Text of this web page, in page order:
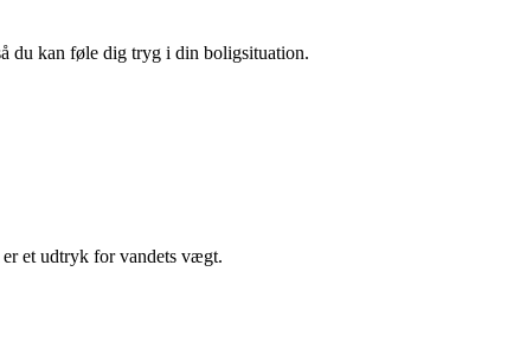
du kan føle dig tryg i din boligsituation.
er et udtryk for vandets vægt.